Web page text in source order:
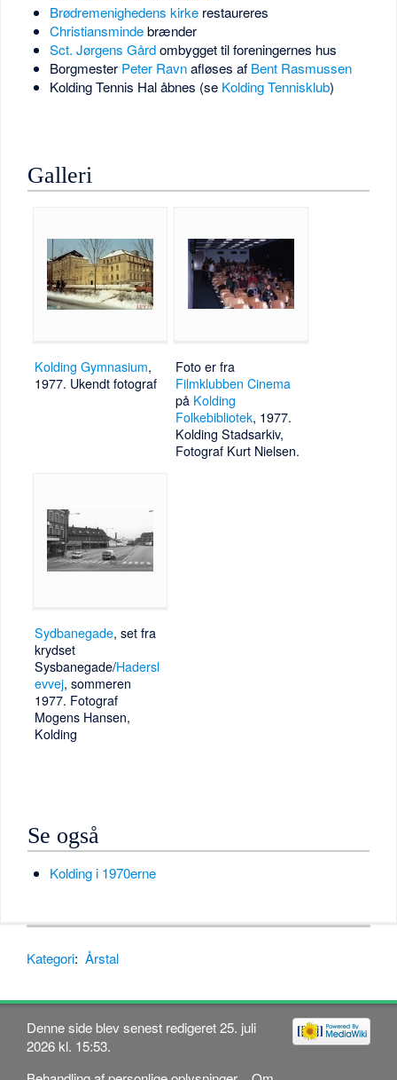
Brødremenighedens kirkerestaureres
Christiansmindebrænder
Sct. Jørgens Gårdombygget til foreningernes hus
Borgmester Peter Ravnafløses af Bent Rasmussen
Kolding Tennis Hal åbnes (se Kolding Tennisklub)
Galleri
Kolding Gymnasium,
1977. Ukendt fotograf
Foto er fra
Filmklubben Cinema
på Kolding
Folkebibliotek, 1977.
Kolding Stadsarkiv,
Fotograf Kurt Nielsen.
Sydbanegade, set fra
krydset
Sysbanegade/Hadersl
evvej, sommeren
1977. Fotograf
Mogens Hansen,
Kolding
Se også
Kolding i 1970erne
Kategori: Årstal
Denne side blev senest redigeret 25. juli
2026 kl. 15:53.